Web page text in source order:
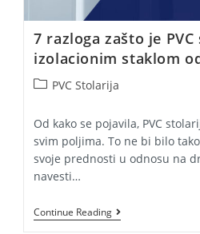
7 razloga zašto je
izolacionim staklom
PostPVC Stolarija
Od kako se pojavila, PVC
svim poljima. To ne bi bilo
svoje prednosti u odnosu na
navesti…
Continue Reading7
Razloga